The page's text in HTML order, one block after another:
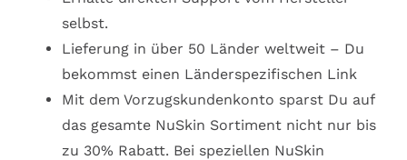
selbst.
Lieferung in über 50 Länder weltweit – Du
bekommst einen Länderspezifischen Link
Mit dem Vorzugskundenkonto sparst Du auf
das gesamte NuSkin Sortiment nicht nur bis
zu 30% Rabatt. Bei speziellen NuSkin